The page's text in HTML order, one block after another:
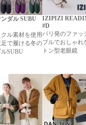
ダル SUBU
クル素材を使用
足で履ける冬の
SUBU
IZIPIZI
#D
パリ発のファッ
ブルでおしゃれ
トン型老眼鏡